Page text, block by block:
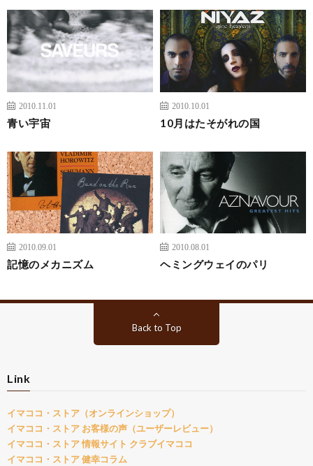
2010.11.01
青い宇宙
2010.10.01
10月はたそがれの国
2010.09.01
記憶のメカニズム
2010.08.01
ヘミングウェイのパリ
Back to Top
Link
イマココ・ストア（オンラインショップ）
イマココ・ストア お客様の声（ユーザーレビュー）
イマココ・ストア 情報サイト クラブイマココ
イマココ・ストア 健幸コラム